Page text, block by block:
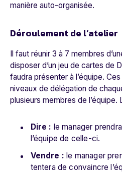
manière auto-organisée.
Déroulement de l’atelier
Il faut réunir 3 à 7 membres
disposer d’un jeu de cartes de
faudra présenter à l’équipe.
niveaux de délégation de
plusieurs membres de l’équipe.
Dire : le manager
l’équipe de celle-ci.
Vendre : le manager
tentera de convaincre